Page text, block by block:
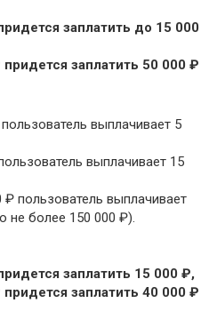
заплатить до 15 000
заплатить 50 000 ₽
выплачивает 5
выплачивает 15
пользователь выплачивает
не более 150 000 ₽).
заплатить 15 000 ₽,
заплатить 40 000 ₽